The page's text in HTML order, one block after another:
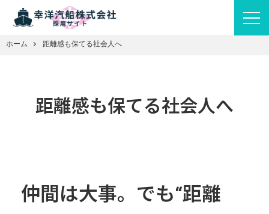
ホーム 距離感も保てる社会人へ
距離感も保てる社会人へ
仲間は大事。でも“距離